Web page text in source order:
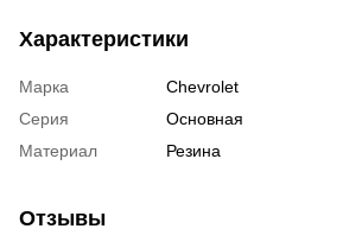
Характеристики
Марка
Chevrolet
Серия
Основная
Материал
Резина
Отзывы